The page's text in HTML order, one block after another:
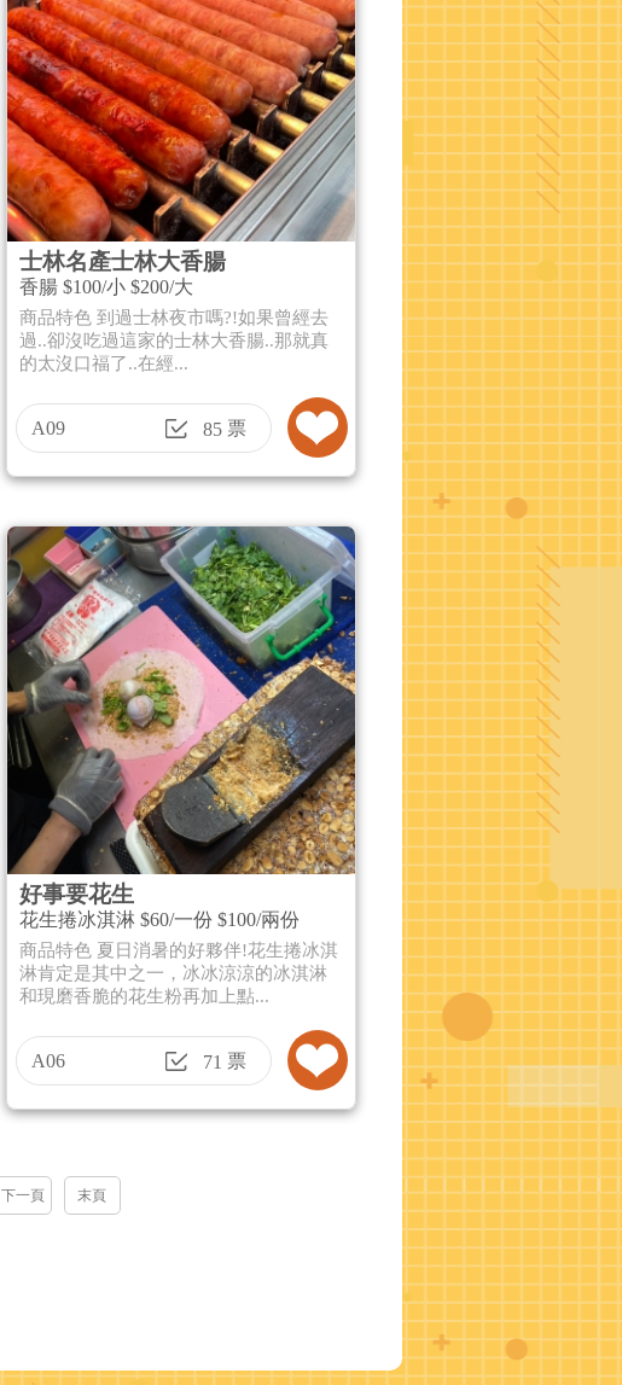
士林名產士林大香腸
香腸 $100/小 $200/大
商品特色 到過士林夜市嗎?!如果曾經去
過..卻沒吃過這家的士林大香腸..那就真
的太沒口福了..在經...
A09 85票
好事要花生
花生捲冰淇淋 $60/一份 $100/兩份
商品特色 夏日消暑的好夥伴!花生捲冰淇
淋肯定是其中之一，冰冰涼涼的冰淇淋
和現磨香脆的花生粉再加上點...
A06 71 票
下一頁 末頁